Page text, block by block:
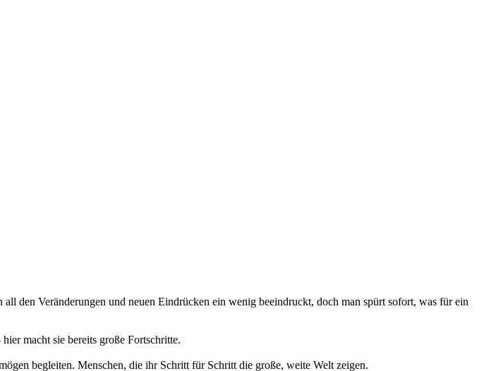
den Veränderungen und neuen Eindrücken ein wenig beeindruckt, doch man spürt sofort, was für ein
macht sie bereits große Fortschritte.
begleiten. Menschen, die ihr Schritt für Schritt die große, weite Welt zeigen.